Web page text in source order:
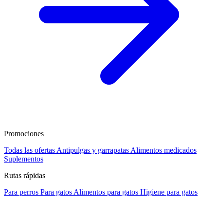
Promociones
Todas las ofertas Antipulgas y garrapatas Alimentos medicados
Suplementos
Rutas rápidas
Para perros Para gatos Alimentos para gatos Higiene para gatos